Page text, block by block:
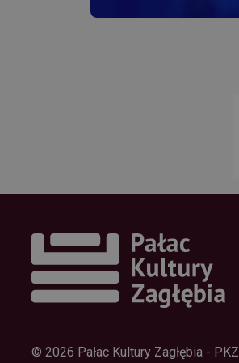
© 2026 Pałac Kultury Zagłębia - PKZ